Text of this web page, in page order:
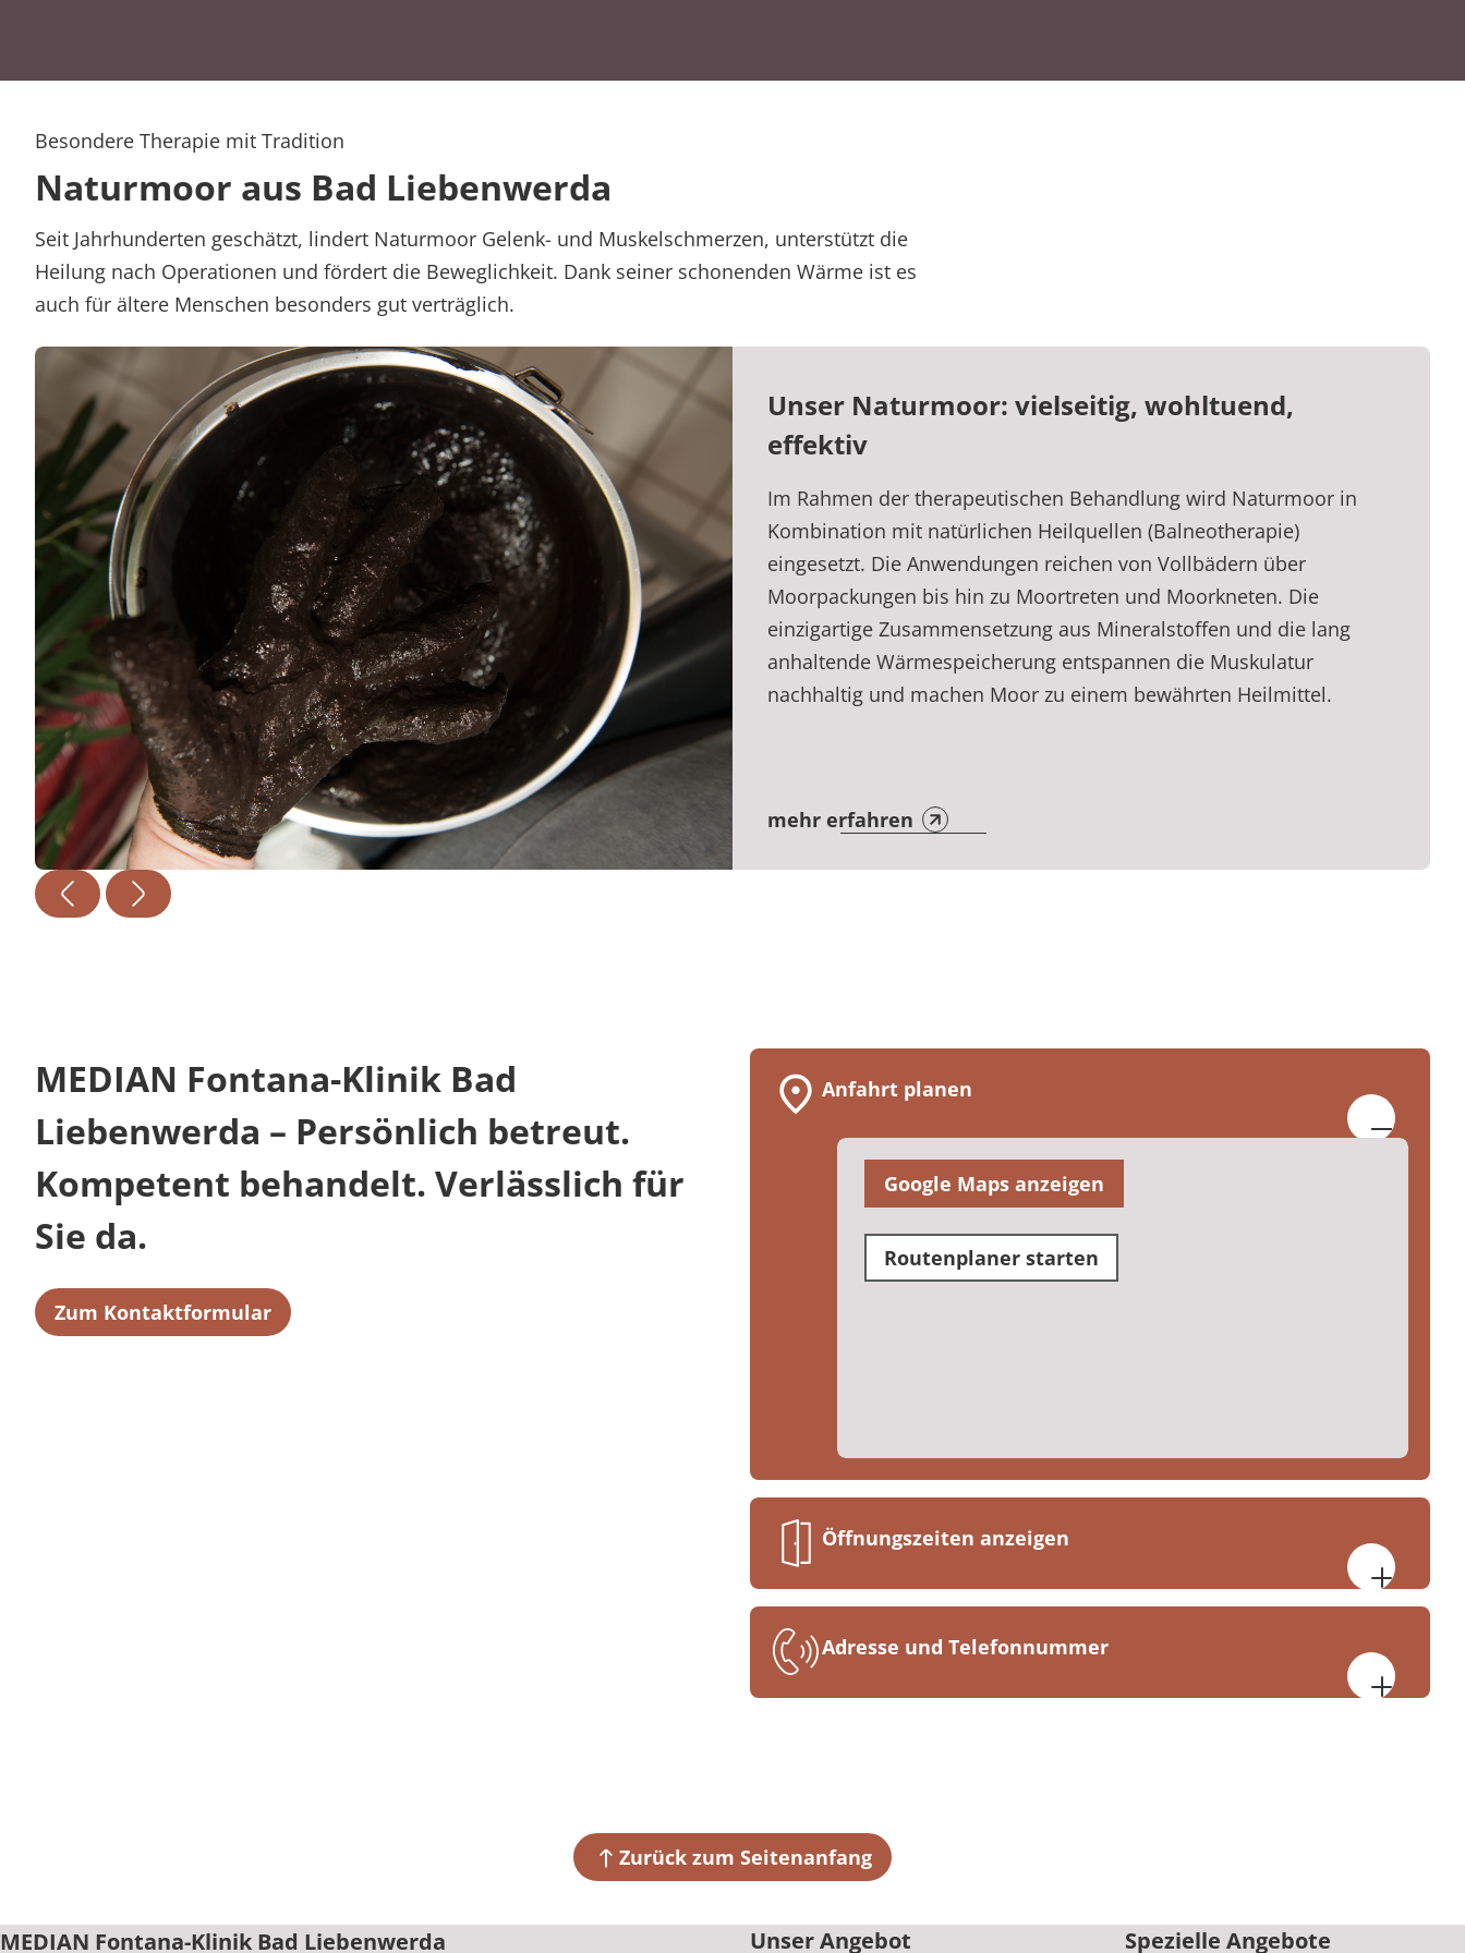
Besondere Therapie mit Tradition
Naturmoor aus Bad Liebenwerda
Seit Jahrhunderten geschätzt, lindert Naturmoor Gelenk- und Muskelschmerzen, unterstützt die
Heilung nach Operationen und fördert die Beweglichkeit. Dank seiner schonenden Wärme ist es
auch für ältere Menschen besonders gut verträglich.
Unser Naturmoor: vielseitig, wohltuend,
effektiv
Im Rahmen der therapeutischen Behandlung wird Naturmoor in
Kombination mit natürlichen Heilquellen (Balneotherapie)
eingesetzt. Die Anwendungen reichen von Vollbädern über
Moorpackungen bis hin zu Moortreten und Moorkneten. Die
einzigartige Zusammensetzung aus Mineralstoffen und die lang
anhaltende Wärmespeicherung entspannen die Muskulatur
nachhaltig und machen Moor zu einem bewährten Heilmittel.
mehr erfahren
MEDIAN Fontana-Klinik Bad
Liebenwerda – Persönlich betreut.
Kompetent behandelt. Verlässlich für
Sie da.
Zum Kontaktformular
Anfahrt planen
Google Maps anzeigen
Routenplaner starten
Öffnungszeiten anzeigen
Montag bis Donnerstag, 07:30 bis 17:00 Uhr
Freitag, 07:30 bis 17:00 Uhr
Adresse und Telefonnummer
+49 35341 90-0
Zurück zum Seitenanfang
MEDIAN Fontana-Klinik Bad Liebenwerda Unser Angebot Spezielle Angebote